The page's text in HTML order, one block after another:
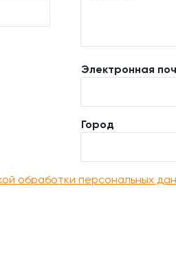
Электронная
Город
обработки персональных